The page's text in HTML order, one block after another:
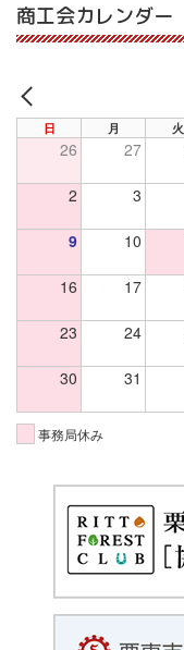
商工会カレンダー
PREV
日 月 火
26 27
2 3
9 10
16 17
23 24
30 31
事務局休み